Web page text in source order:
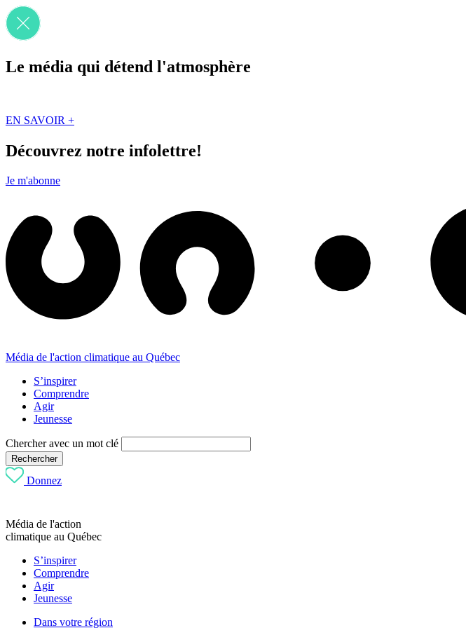
Le média qui détend l'atmosphère
EN SAVOIR +
Découvrez notre infolettre!
Je m'abonne
Média de l'action climatique au Québec
S’inspirer
Comprendre
Agir
Jeunesse
Chercher avec un mot clé
Rechercher
Donnez
Média de l'action
climatique au Québec
S’inspirer
Comprendre
Agir
Jeunesse
Dans votre région